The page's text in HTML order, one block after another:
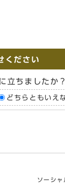
ください
立ちましたか？
どちらともいえ
ソーシ